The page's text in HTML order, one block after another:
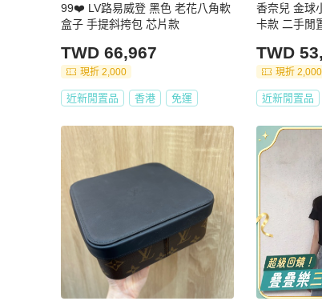
99❤️ LV路易威登 黑色 老花八角軟
盒子 手提斜挎包 芯片款
TWD 66,967
現折 2,000
近新閒置品 香港 免運
香奈兒 金球
卡款 二手閒
TWD
現折 2,000
近新閒置品